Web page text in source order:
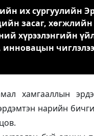
их сургуулийн
засаг,
хүрээлэнгийн
хамгааллын
нарийн